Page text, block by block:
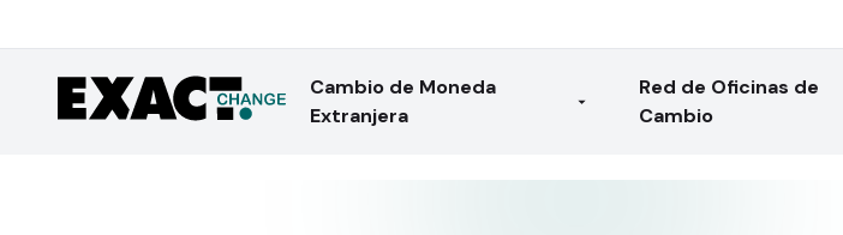
Cambio de Moneda
Extranjera
Red de Oficinas de
Cambio